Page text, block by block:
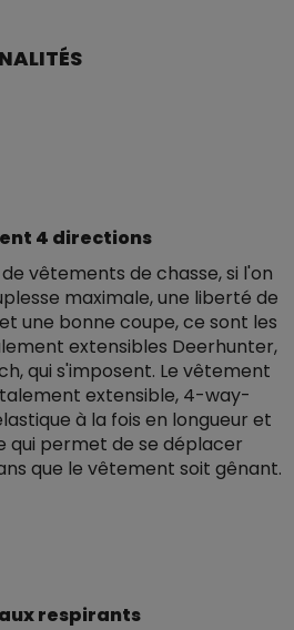
4 directions
vêtements de chasse, si l'on
maximale, une liberté de
une bonne coupe, ce sont les
extensibles Deerhunter,
qui s'imposent. Le vêtement
extensible, 4-way-
à la fois en longueur et
qui permet de se déplacer
que le vêtement soit gênant.
respirants